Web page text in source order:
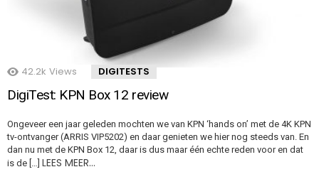
42.2k Views DIGITESTS
DigiTest: KPN Box 12 review
Ongeveer een jaar geleden mochten we van KPN ‘hands on’ met de 4K KPN
tv-ontvanger (ARRIS VIP5202) en daar genieten we hier nog steeds van. En
dan nu met de KPN Box 12, daar is dus maar één echte reden voor en dat
is de […] LEES MEER…